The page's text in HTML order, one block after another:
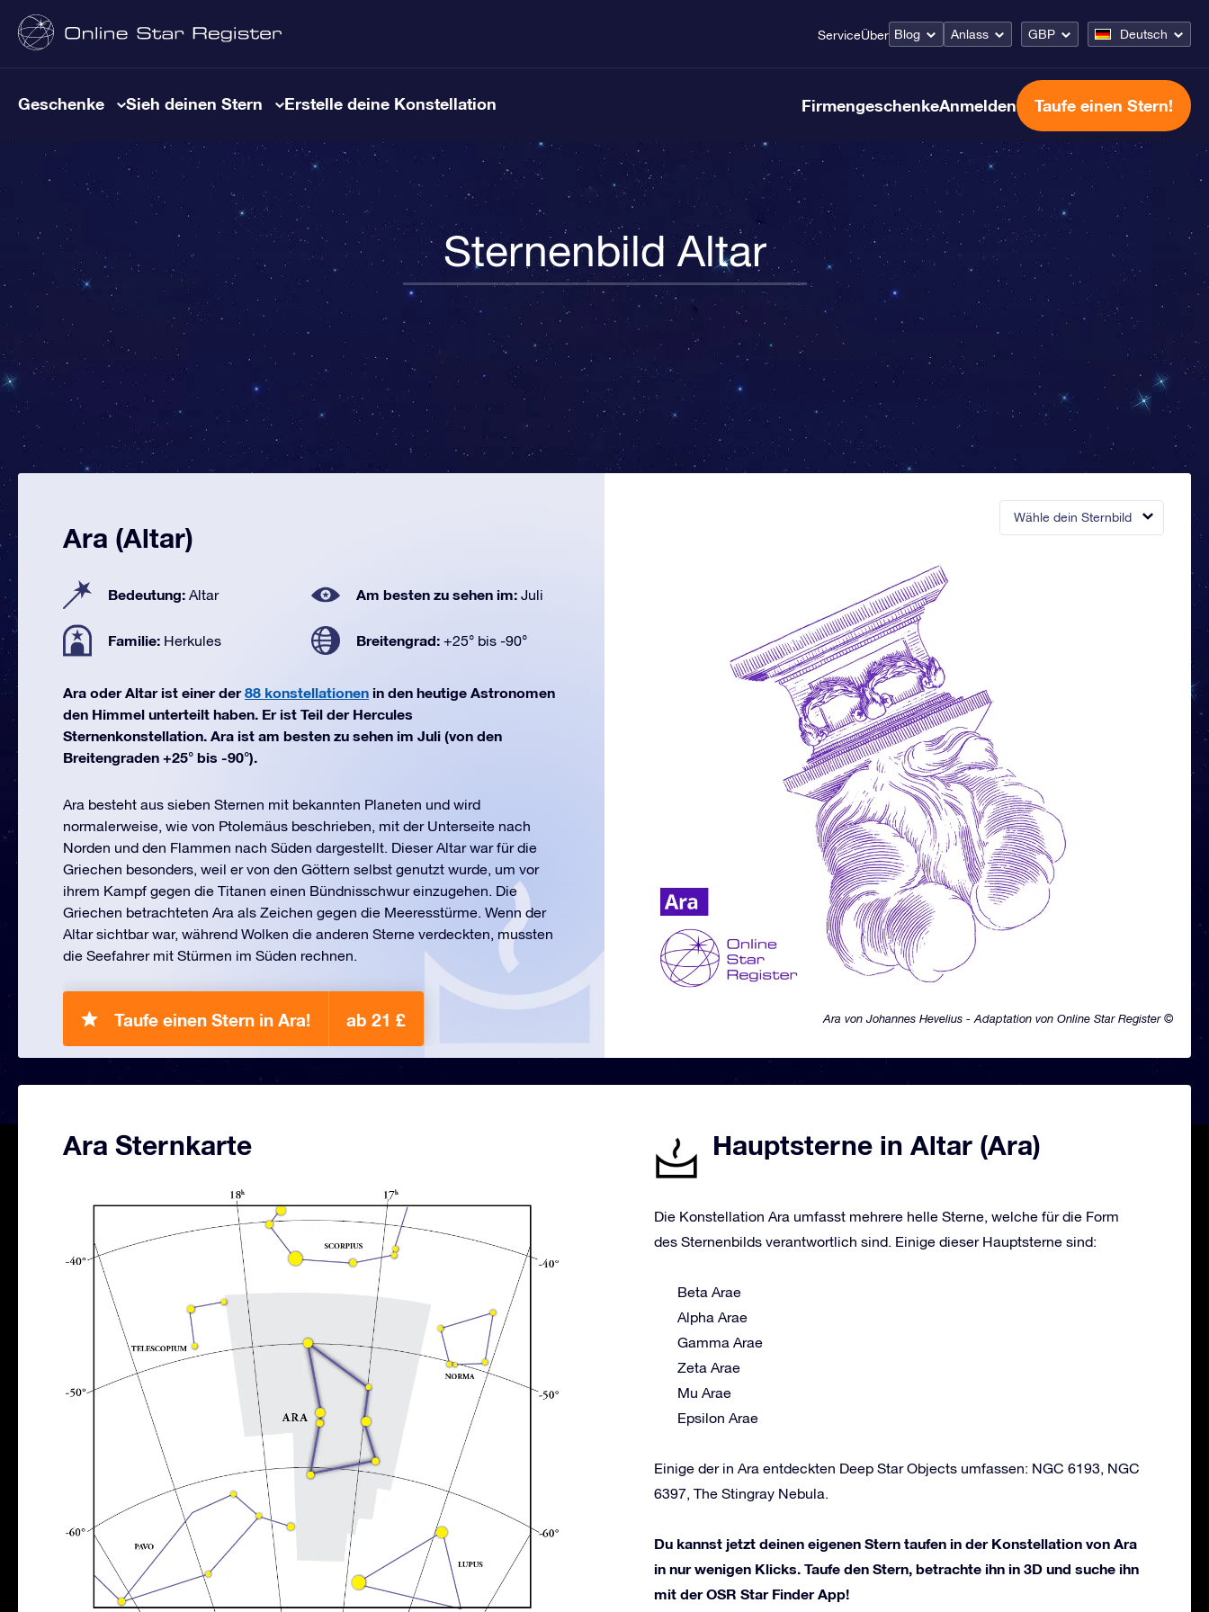
ServiceÜber Blog Anlass GBP Deutsch
Geschenke Sieh deinen Stern Erstelle deine Konstellation FirmengeschenkeAnmelden Taufe einen Stern!
Sternenbild Altar
Wähle dein Sternbild
Ara von Johannes Hevelius - Adaptation von Online Star Register ©
Ara (Altar)
Bedeutung: Altar Am besten zu sehen im: Juli
Familie: Herkules Breitengrad: +25° bis -90°
Ara oder Altar ist einer der88 konstellationen in den heutige Astronomen
den Himmel unterteilt haben. Er ist Teil der Hercules
Sternenkonstellation. Ara ist am besten zu sehen im Juli (von den
Breitengraden +25° bis -90°).
Ara besteht aus sieben Sternen mit bekannten Planeten und wird
normalerweise, wie von Ptolemäus beschrieben, mit der Unterseite nach
Norden und den Flammen nach Süden dargestellt. Dieser Altar war für die
Griechen besonders, weil er von den Göttern selbst genutzt wurde, um vor
ihrem Kampf gegen die Titanen einen Bündnisschwur einzugehen. Die
Griechen betrachteten Ara als Zeichen gegen die Meeresstürme. Wenn der
Altar sichtbar war, während Wolken die anderen Sterne verdeckten, mussten
die Seefahrer mit Stürmen im Süden rechnen.
Taufe einen Stern in Ara! ab 21 £
Ara Sternkarte Hauptsterne in Altar (Ara)
Die Konstellation Ara umfasst mehrere helle Sterne, welche für die Form
des Sternenbilds verantwortlich sind. Einige dieser Hauptsterne sind:
Beta Arae
Alpha Arae
Gamma Arae
Zeta Arae
Mu Arae
Epsilon Arae
Einige der in Ara entdeckten Deep Star Objects umfassen: NGC 6193, NGC
6397, The Stingray Nebula.
Du kannst jetzt deinen eigenen Stern taufen in der Konstellation von Ara
in nur wenigen Klicks. Taufe den Stern, betrachte ihn in 3D und suche ihn
mit der OSR Star Finder App!